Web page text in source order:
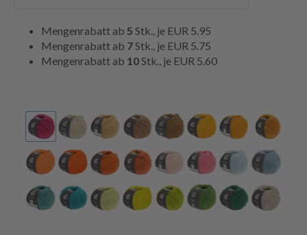
Mengenrabatt ab 5 Stk., je EUR 5.95
Mengenrabatt ab 7 Stk., je EUR 5.75
Mengenrabatt ab 10 Stk., je EUR 5.60